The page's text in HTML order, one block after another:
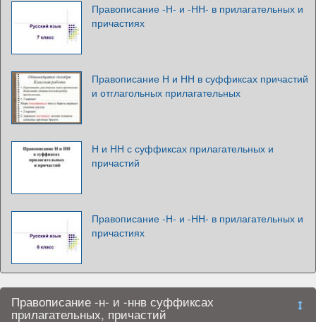
Правописание -Н- и -НН- в прилагательных и
причастиях
Правописание Н и НН в суффиксах причастий
и отглагольных прилагательных
Н и НН с суффиксах прилагательных и
причастий
Правописание -Н- и -НН- в прилагательных и
причастиях
Правописание -н- и -ннв суффиксах
прилагательных, причастий